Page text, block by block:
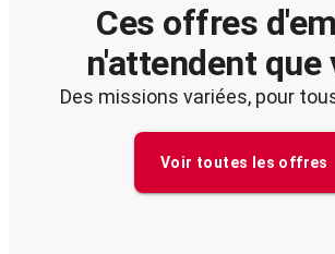
Ces offres
n'attendent que
Des missions variées, pour
Voir toutes les offres